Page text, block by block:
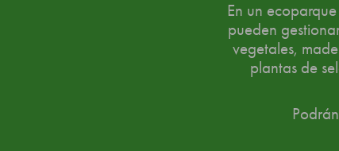
En un
pueden
vegetales,
plantas de